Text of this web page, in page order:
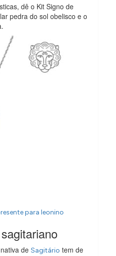
dê o Kit Signo de
pedra do sol obelisco e o
para leonino
deSagitário tem de